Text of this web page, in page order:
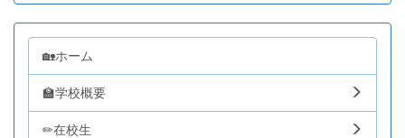
🏡ホーム
🏫学校概要
✏在校生